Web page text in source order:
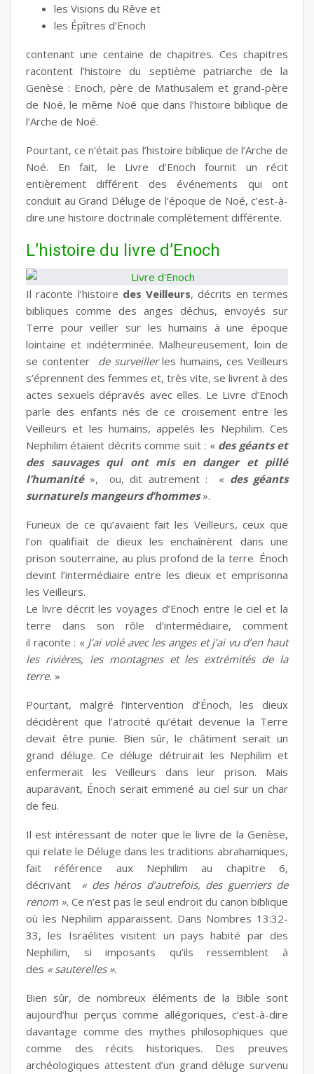
les Visions du Rêve et
les Épîtres d’Enoch
contenant une centaine de chapitres. Ces chapitres
racontent l’histoire du septième patriarche de la
Genèse : Enoch, père de Mathusalem et grand-père
de Noé, le même Noé que dans l’histoire biblique de
l’Arche de Noé.
Pourtant, ce n’était pas l’histoire biblique de l’Arche de
Noé. En fait, le Livre d’Enoch fournit un récit
entièrement différent des événements qui ont
conduit au Grand Déluge de l’époque de Noé, c’est-à-
dire une histoire doctrinale complètement différente.
L’histoire du livre d’Enoch
Il raconte l’histoire des Veilleurs, décrits en termes
bibliques comme des anges déchus, envoyés sur
Terre pour veiller sur les humains à une époque
lointaine et indéterminée. Malheureusement, loin de
se contenter de surveillerles humains, ces Veilleurs
s’éprennent des femmes et, très vite, se livrent à des
actes sexuels dépravés avec elles. Le Livre d’Enoch
parle des enfants nés de ce croisement entre les
Veilleurs et les humains, appelés les Nephilim. Ces
Nephilim étaient décrits comme suit : « des géants et
des sauvages qui ont mis en danger et pillé
l’humanité», ou, dit autrement : « des géants
surnaturels mangeurs d’hommes».
Furieux de ce qu’avaient fait les Veilleurs, ceux que
l’on qualifiait de dieux les enchaînèrent dans une
prison souterraine, au plus profond de la terre. Énoch
devint l’intermédiaire entre les dieux et emprisonna
les Veilleurs.
Le livre décrit les voyages d’Enoch entre le ciel et la
terre dans son rôle d’intermédiaire, comment
il raconte : « J’ai volé avec les anges et j’ai vu d’en haut
les rivières, les montagnes et les extrémités de la
terre. »
Pourtant, malgré l’intervention d’Énoch, les dieux
décidèrent que l’atrocité qu’était devenue la Terre
devait être punie. Bien sûr, le châtiment serait un
grand déluge. Ce déluge détruirait les Nephilim et
enfermerait les Veilleurs dans leur prison. Mais
auparavant, Énoch serait emmené au ciel sur un char
de feu.
Il est intéressant de noter que le livre de la Genèse,
qui relate le Déluge dans les traditions abrahamiques,
fait référence aux Nephilim au chapitre 6,
décrivant « des héros d’autrefois, des guerriers de
renom ». Ce n’est pas le seul endroit du canon biblique
où les Nephilim apparaissent. Dans Nombres 13:32-
33, les Israélites visitent un pays habité par des
Nephilim, si imposants qu’ils ressemblent à
des « sauterelles ».
Bien sûr, de nombreux éléments de la Bible sont
aujourd’hui perçus comme allégoriques, c’est-à-dire
davantage comme des mythes philosophiques que
comme des récits historiques. Des preuves
archéologiques attestent d’un grand déluge survenu